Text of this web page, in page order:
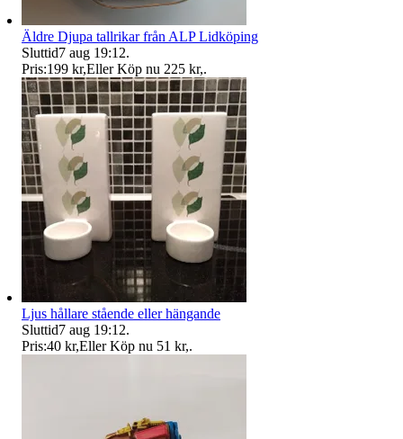
Äldre Djupa tallrikar från ALP Lidköping
Sluttid7 aug 19:12.
Pris:199 kr,Eller Köp nu 225 kr,.
Ljus hållare stående eller hängande
Sluttid7 aug 19:12.
Pris:40 kr,Eller Köp nu 51 kr,.